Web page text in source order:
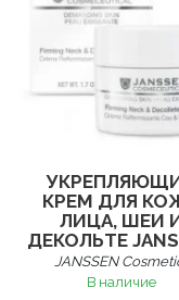
КРЕМ ДЛЯ
ЛИЦА, ШЕИ
ДЕКОЛЬТЕ
JANSSEN
В наличие